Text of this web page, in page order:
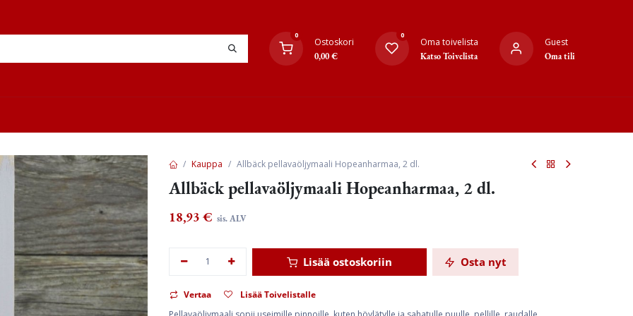
0
Ostoskori
0,00€
0
Oma toivelista
Katso Toivelista
Guest
Oma tili
Kauppa Allbäck pellavaöljymaali Hopeanharmaa, 2 dl.
Allbäck pellavaöljymaali Hopeanharmaa, 2 dl.
18,93 € sis. ALV
Lisää ostoskoriin Osta nyt
Vertaa
Lisää Toivelistalle